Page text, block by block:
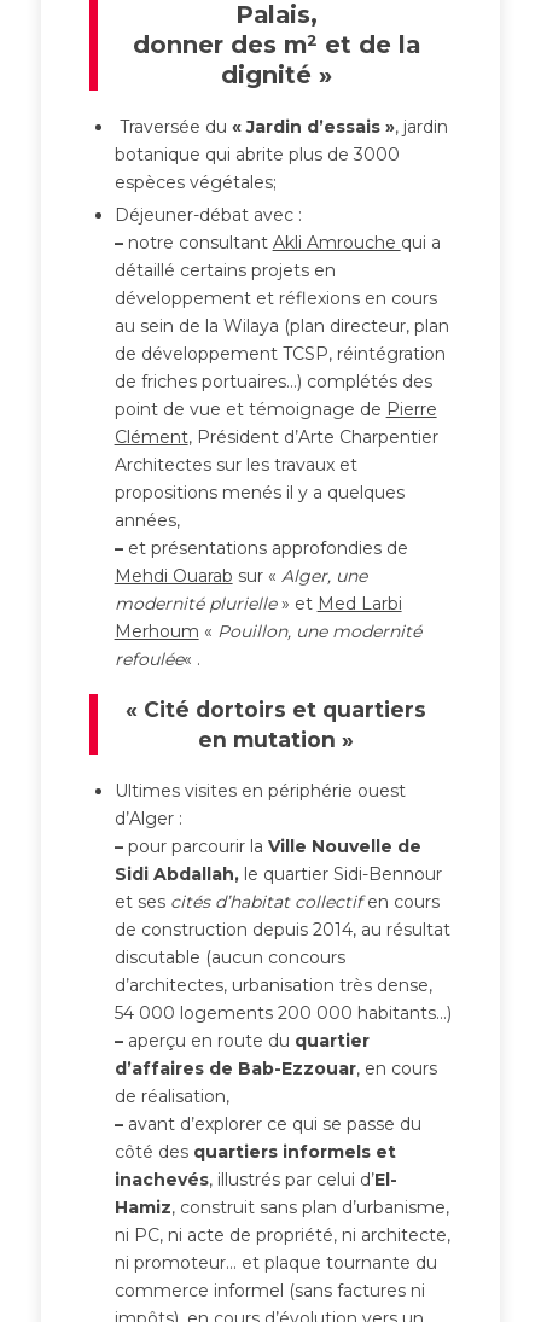
Palais,
donner des m² et de la
dignité »
Traversée du « Jardin d’essais », jardin
botanique qui abrite plus de 3000
espèces végétales;
Déjeuner-débat avec :
–notre consultant Akli Amrouche qui a
détaillé certains projets en
développement et réflexions en cours
au sein de la Wilaya (plan directeur, plan
de développement TCSP, réintégration
de friches portuaires…) complétés des
point de vue et témoignage de Pierre
Clément, Président d’Arte Charpentier
Architectes sur les travaux et
propositions menés il y a quelques
années,
–et présentations approfondies de
Mehdi Ouarab sur « Alger, une
modernité plurielle» et Med Larbi
Merhoum « Pouillon, une modernité
refoulée« .
« Cité dortoirs et quartiers
en mutation »
Ultimes visites en périphérie ouest
d’Alger :
–pour parcourir la Ville Nouvelle de
Sidi Abdallah, le quartier Sidi-Bennour
et ses cités d’habitat collectifen cours
de construction depuis 2014, au résultat
discutable (aucun concours
d’architectes, urbanisation très dense,
54 000 logements 200 000 habitants…)
– aperçu en route du quartier
d’affaires de Bab-Ezzouar, en cours
de réalisation,
–avant d’explorer ce qui se passe du
côté des quartiers informels et
inachevés, illustrés par celui d’El-
Hamiz, construit sans plan d’urbanisme,
ni PC, ni acte de propriété, ni architecte,
ni promoteur… et plaque tournante du
commerce informel (sans factures ni